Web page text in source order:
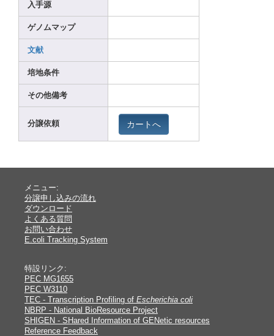
入手源
ゲノムマップ
文献
培地条件
その他備考
分譲依頼 カートへ
メニュー:
分譲申し込みの流れ
ダウンロード
よくある質問
お問い合わせ
E.coli Tracking System
特設リンク:
PEC MG1655
PEC W3110
TEC - Transcription Profiling of Escherichia coli
NBRP - National BioResource Project
SHIGEN - SHared Information of GENetic resources
Reference Feedback